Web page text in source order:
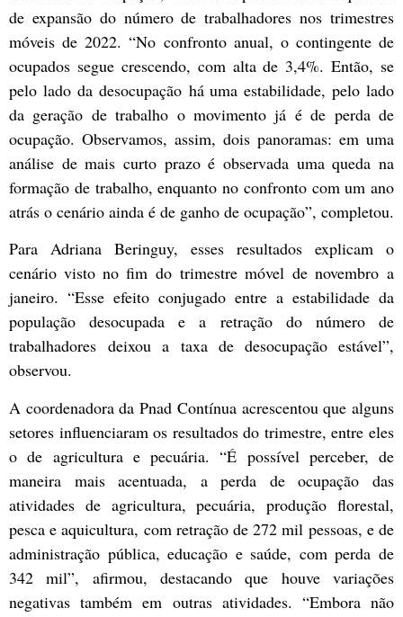
de expansão do número de trabalhadores nos trimestres
móveis de 2022. “No confronto anual, o contingente de
ocupados segue crescendo, com alta de 3,4%. Então, se
pelo lado da desocupação há uma estabilidade, pelo lado
da geração de trabalho o movimento já é de perda de
ocupação. Observamos, assim, dois panoramas: em uma
análise de mais curto prazo é observada uma queda na
formação de trabalho, enquanto no confronto com um ano
atrás o cenário ainda é de ganho de ocupação”, completou.
Para Adriana Beringuy, esses resultados explicam o
cenário visto no fim do trimestre móvel de novembro a
janeiro. “Esse efeito conjugado entre a estabilidade da
população desocupada e a retração do número de
trabalhadores deixou a taxa de desocupação estável”,
observou.
A coordenadora da Pnad Contínua acrescentou que alguns
setores influenciaram os resultados do trimestre, entre eles
o de agricultura e pecuária. “É possível perceber, de
maneira mais acentuada, a perda de ocupação das
atividades de agricultura, pecuária, produção florestal,
pesca e aquicultura, com retração de 272 mil pessoas, e de
administração pública, educação e saúde, com perda de
342 mil”, afirmou, destacando que houve variações
negativas também em outras atividades. “Embora não